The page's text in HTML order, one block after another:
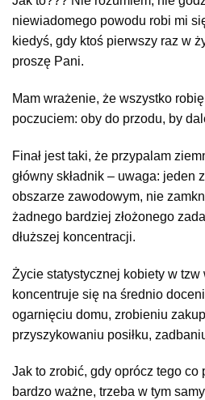
niewiadomego powodu robi mi
kiedyś, gdy ktoś pierwszy raz w
proszę Pani.
Mam wrażenie, że wszystko
poczuciem: oby do przodu, by
Finał jest taki, że przypalam
główny składnik – uwaga: jeden
obszarze zawodowym, nie
żadnego bardziej złożonego
dłuższej koncentracji.
Życie statystycznej kobiety w tzw
koncentruje się na średnio
ogarnięciu domu, zrobieniu
przyszykowaniu posiłku,
Jak to zrobić, gdy oprócz tego co
bardzo ważne, trzeba w tym